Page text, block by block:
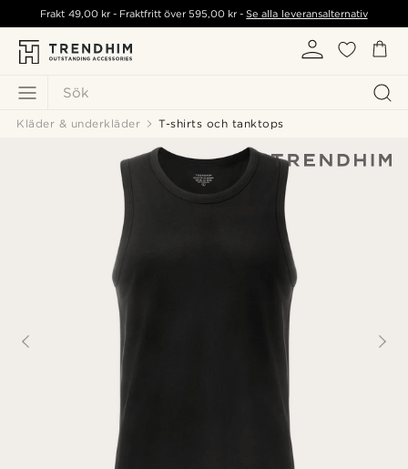
Sök
Frakt 49,00 kr- Fraktfritt över595,00 kr -Se alla leveransalternativ
Kläder & underkläder T-shirts och tanktops